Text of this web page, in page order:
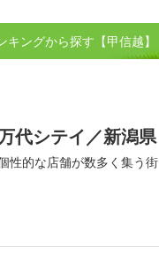
ングから探す【甲信越】
代シテイ／新潟県
性的な店舗が数多く集う街